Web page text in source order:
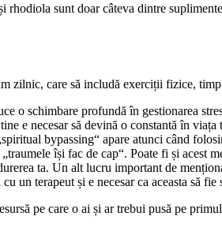
sunt doar câteva dintre
zilnic, care să includă exerciții fizice,
o schimbare profundă în gestionarea
e necesar să devină o constantă în
bypassing“ apare atunci când
își fac de cap“. Poate fi și acest
ta. Un alt lucru important de
un terapeut și e necesar ca aceasta să fie
pe care o ai și ar trebui pusă pe